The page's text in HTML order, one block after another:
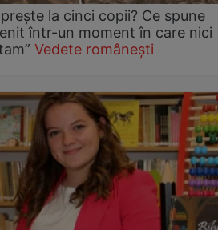
la cinci copii? Ce spune
într-un moment în care nici
Vedete românești